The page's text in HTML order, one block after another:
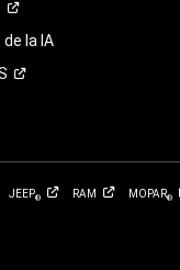
la IA
JEEP® RAM MOPAR®